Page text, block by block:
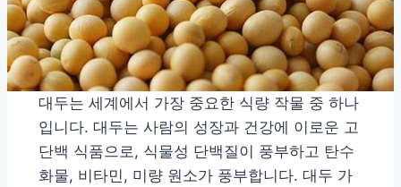
대두는 세계에서 가장 중요한 식량 작물 중 하나
입니다. 대두는 사람의 성장과 건강에 이로운 고
단백 식품으로, 식물성 단백질이 풍부하고 탄수
화물, 비타민, 미량 원소가 풍부합니다. 대두 가